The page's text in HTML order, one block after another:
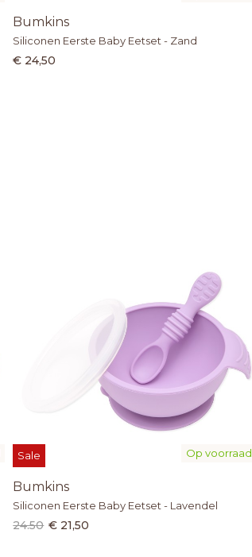
Bumkins
Siliconen Eerste Baby Eetset - Zand
€ 24,50
Op voorraad
Sale
Bumkins
Siliconen Eerste Baby Eetset - Lavendel
24.50 € 21,50